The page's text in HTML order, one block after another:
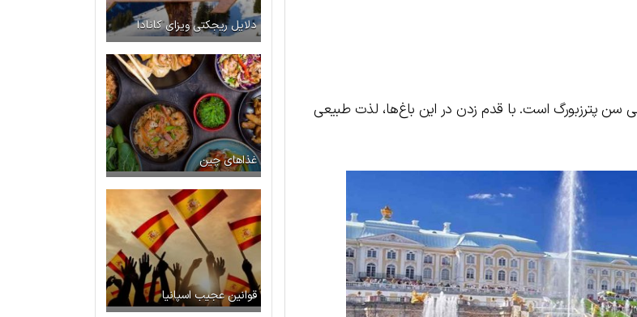
سن پترزبورگ است. با قدم زدن در این باغ‌ها، لذت طبیعی
دلایل ریجکتی ویزای کانادا
غذاهای چین
قوانین عجیب اسپانیا